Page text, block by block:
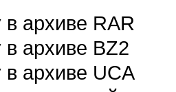
в архиве RAR
в архиве BZ2
в архиве UCA